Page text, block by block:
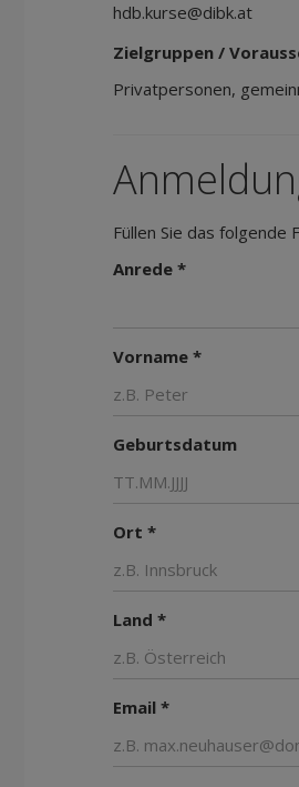
hdb.kurse@dibk.at
Zielgruppen /
Privatpersonen,
Füllen Sie das folgende
Anrede *
Vorname *
Geburtsdatum
Ort *
Land *
Email *